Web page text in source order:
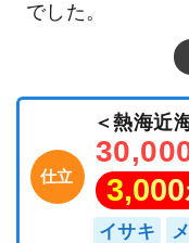
でした。
仕立
＜熱海近
3,000
イサキ